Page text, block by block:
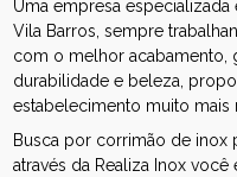
Uma empresa
Vila Barros, sempre
com o melhor acabamento,
durabilidade e beleza,
estabelecimento muito mais
Busca por corrimão de inox
através da Realiza Inox